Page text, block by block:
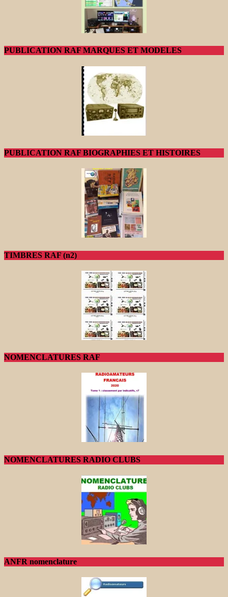
PUBLICATION RAF MARQUES ET MODELES
PUBLICATION RAF BIOGRAPHIES ET HISTOIRES
TIMBRES RAF (n2)
NOMENCLATURES RAF
NOMENCLATURES RADIO CLUBS
ANFR nomenclature